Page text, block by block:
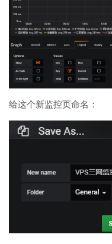
给这个新监控页命名：